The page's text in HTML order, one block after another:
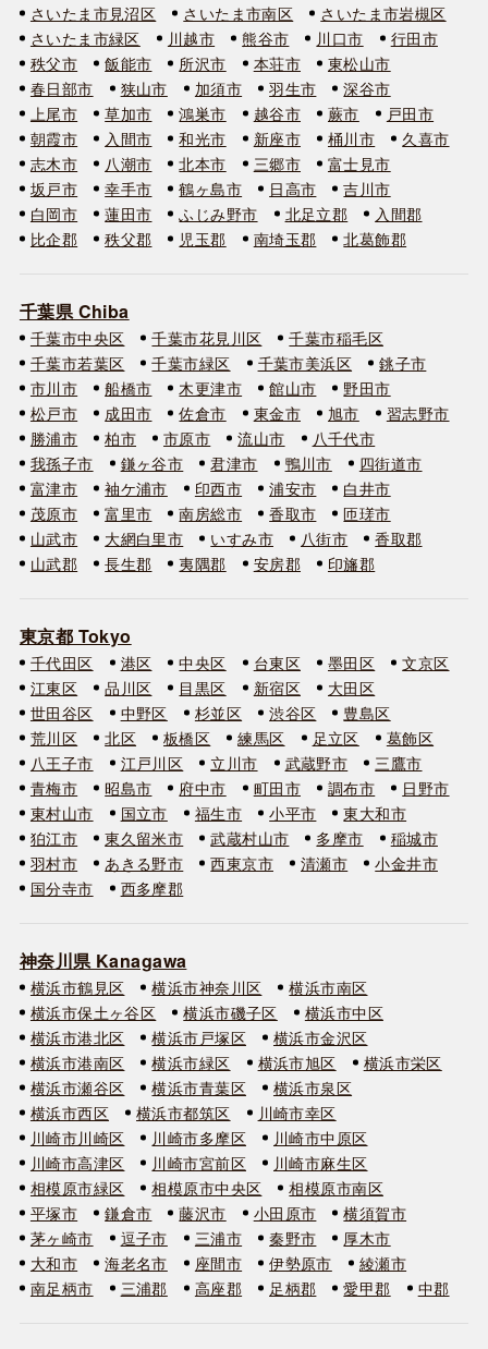
さいたま市見沼区
さいたま市南区
さいたま市岩槻区
さいたま市緑区
川越市 熊谷市 川口市
行田市
秩父市
飯能市 所沢市 本荘市
東松山市
春日部市
狭山市 加須市 羽生市
深谷市
上尾市
草加市 鴻巣市 越谷市 蕨市
戸田市
朝霞市
入間市 和光市 新座市 桶川市
久喜市
志木市
八潮市 北本市 三郷市
富士見市
坂戸市
幸手市 鶴ヶ島市 日高市
吉川市
白岡市
蓮田市 ふじみ野市 北足立郡
入間郡
比企郡
秩父郡 児玉郡 南埼玉郡 北葛飾郡
千葉県 Chiba
千葉市中央区 千葉市花見川区
千葉市稲毛区
千葉市若葉区
千葉市緑区 千葉市美浜区
銚子市
市川市
船橋市 木更津市 館山市
野田市
松戸市
成田市 佐倉市 東金市 旭市
習志野市
勝浦市
柏市 市原市 流山市
八千代市
我孫子市
鎌ヶ谷市 君津市 鴨川市
四街道市
富津市
袖ケ浦市 印西市 浦安市
白井市
茂原市
富里市 南房総市 香取市
匝瑳市
山武市
大網白里市 いすみ市 八街市
香取郡
山武郡
長生郡 夷隅郡 安房郡 印旛郡
東京都 Tokyo
千代田区 港区 中央区 台東区 墨田区
文京区
江東区
品川区 目黒区 新宿区
大田区
世田谷区
中野区 杉並区 渋谷区
豊島区
荒川区
北区 板橋区 練馬区 足立区
葛飾区
八王子市
江戸川区 立川市 武蔵野市
三鷹市
青梅市
昭島市 府中市 町田市 調布市
日野市
東村山市
国立市 福生市 小平市
東大和市
狛江市
東久留米市 武蔵村山市 多摩市
稲城市
羽村市
あきる野市 西東京市 清瀬市
小金井市
国分寺市
西多摩郡
神奈川県 Kanagawa
横浜市鶴見区 横浜市神奈川区
横浜市南区
横浜市保土ヶ谷区
横浜市磯子区
横浜市中区
横浜市港北区
横浜市戸塚区
横浜市金沢区
横浜市港南区
横浜市緑区 横浜市旭区
横浜市栄区
横浜市瀬谷区
横浜市青葉区
横浜市泉区
横浜市西区
横浜市都筑区
川崎市幸区
川崎市川崎区
川崎市多摩区
川崎市中原区
川崎市高津区
川崎市宮前区
川崎市麻生区
相模原市緑区
相模原市中央区
相模原市南区
平塚市
鎌倉市 藤沢市 小田原市
横須賀市
茅ヶ崎市
逗子市 三浦市 秦野市
厚木市
大和市
海老名市 座間市 伊勢原市
綾瀬市
南足柄市
三浦郡 高座郡 足柄郡 愛甲郡 中郡